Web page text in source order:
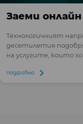
Заеми онлайн
Технологичният
десетилетия
на услугите, които
подробно